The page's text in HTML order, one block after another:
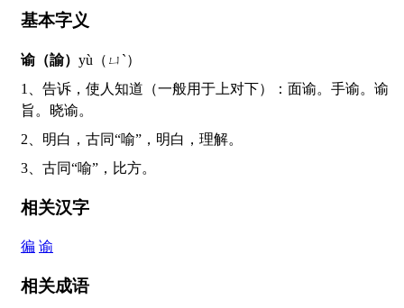
基本字义
谕（諭） yù（ㄩˋ）
1、告诉，使人知道（一般用于上对下）：面谕。手谕。谕
旨。晓谕。
2、明白，古同“喻”，明白，理解。
3、古同“喻”，比方。
相关汉字
徧 谕
相关成语